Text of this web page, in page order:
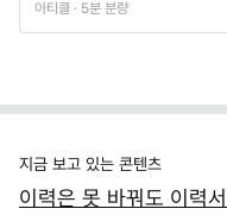
아티클 · 5분 분량
지금 보고 있는 콘텐츠
이력은 못 바꿔도 이력